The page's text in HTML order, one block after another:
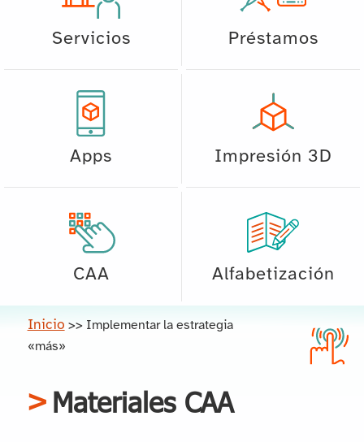
Servicios Préstamos
Apps Impresión 3D
CAA Alfabetización
Inicio >> Implementar la estrategia
«más»
Materiales CAA